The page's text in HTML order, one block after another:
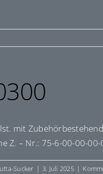
mit
Z. – Nr.: 75-6-00-00-00-
Sucker | 3. Juli 2025 |